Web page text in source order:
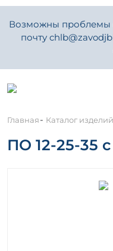
Возможны проблемы
почту
Главная- Каталог изделий
ПО 12-25-35 с